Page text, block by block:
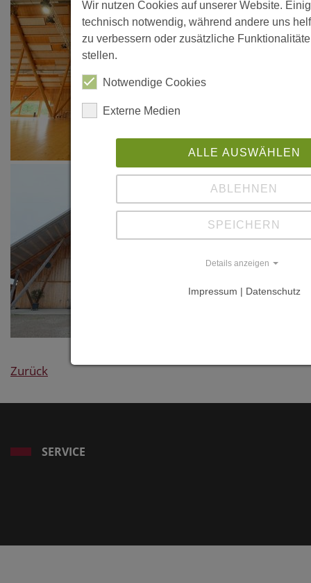
Zurück
SERVICE
Wir nutzen Cookies auf unserer Website.
technisch notwendig, während andere uns
zu verbessern oder zusätzliche
stellen.
Notwendige Cookies
Externe Medien
ALLE AUSWÄHLEN
ABLEHNEN
SPEICHERN
Details anzeigen
Impressum | Datenschutz